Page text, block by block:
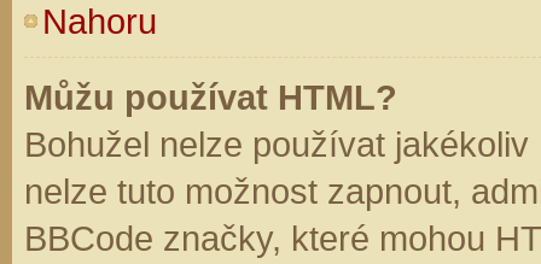
Nahoru
Můžu používat HTML?
Bohužel nelze používat
nelze tuto možnost zapnout,
BBCode značky, které mohou